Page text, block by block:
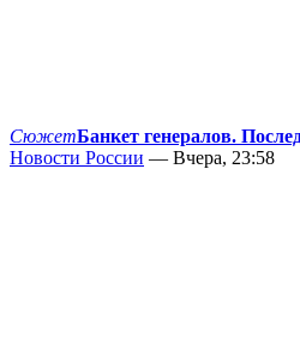
СюжетБанкет генералов.
Новости России — Вчера, 23:58